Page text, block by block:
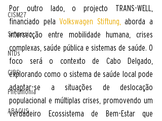
CISM27
Simposio
NTDs
CIBS
Pneumonia
ABACUS
Por outro lado, o projecto TRANS-WELL,
financiado pela Volkswagen Stiftung,
aborda a
intersecção entre mobilidade humana, crises
complexas, saúde pública e sistemas de saúde. O
foco será o contexto de Cabo Delgado,
explorando como o sistema de saúde local pode
adaptar-se a situações de deslocação
populacional e múltiplas crises, promovendo um
verdadeiro Ecossistema de Bem-Estar que